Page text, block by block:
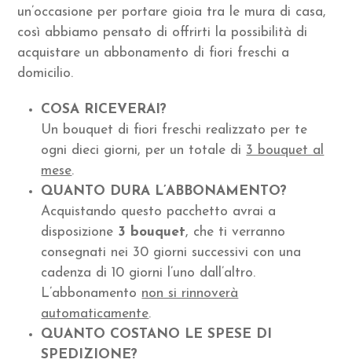
un’occasione per portare gioia tra le mura di casa,
così abbiamo pensato di offrirti la possibilità di
acquistare un abbonamento di fiori freschi a
domicilio.
COSA RICEVERAI?
Un bouquet di fiori freschi realizzato per te
ogni dieci giorni, per un totale di 3 bouquet al
mese.
QUANTO DURA L’ABBONAMENTO?
Acquistando questo pacchetto avrai a
disposizione 3 bouquet, che ti verranno
consegnati nei 30 giorni successivi con una
cadenza di 10 giorni l’uno dall’altro.
L’abbonamento non si rinnoverà
automaticamente.
QUANTO COSTANO LE SPESE DI
SPEDIZIONE?